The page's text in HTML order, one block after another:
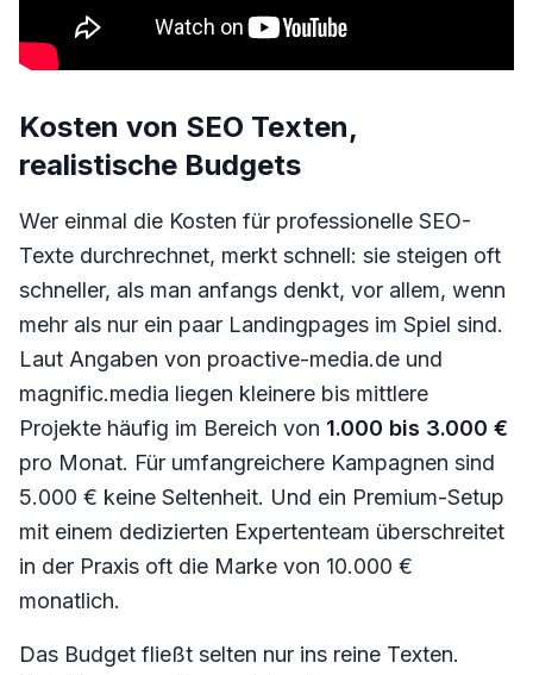
Kosten von SEO Texten,
realistische Budgets
Wer einmal die Kosten für professionelle SEO-
Texte durchrechnet, merkt schnell: sie steigen oft
schneller, als man anfangs denkt, vor allem, wenn
mehr als nur ein paar Landingpages im Spiel sind.
Laut Angaben von proactive-media.de und
magnific.media liegen kleinere bis mittlere
Projekte häufig im Bereich von 1.000 bis 3.000 €
pro Monat. Für umfangreichere Kampagnen sind
5.000 € keine Seltenheit. Und ein Premium-Setup
mit einem dedizierten Expertenteam überschreitet
in der Praxis oft die Marke von 10.000 €
monatlich.
Das Budget fließt selten nur ins reine Texten.